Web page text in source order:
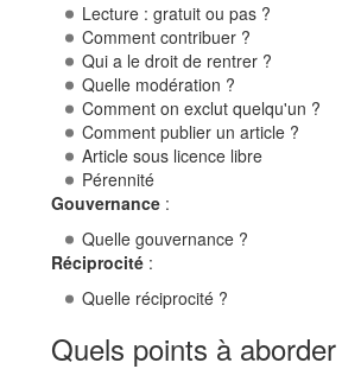
Lecture : gratuit ou pas ?
Comment contribuer ?
Qui a le droit de rentrer ?
Quelle modération ?
Comment on exclut quelqu'un ?
Comment publier un article ?
Article sous licence libre
Pérennité
Gouvernance :
Quelle gouvernance ?
Réciprocité :
Quelle réciprocité ?
Quels points à